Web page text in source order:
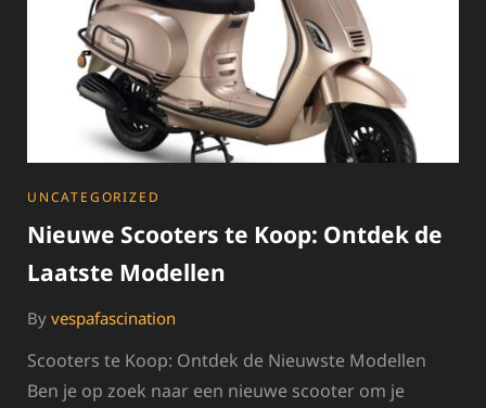
CATEGORIES
UNCATEGORIZED
Nieuwe Scooters te Koop: Ontdek de
Laatste Modellen
By vespafascination
Scooters te Koop: Ontdek de Nieuwste Modellen
Ben je op zoek naar een nieuwe scooter om je